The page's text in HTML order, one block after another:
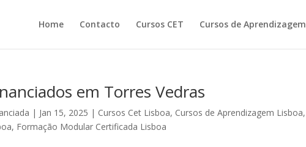
Home Contacto Cursos CET Cursos de Aprendizagem
em Torres Vedras
| Jan 15, 2025 | Cursos Cet Lisboa, Cursos de Aprendizagem Lisboa,
, Formação Modular Certificada Lisboa